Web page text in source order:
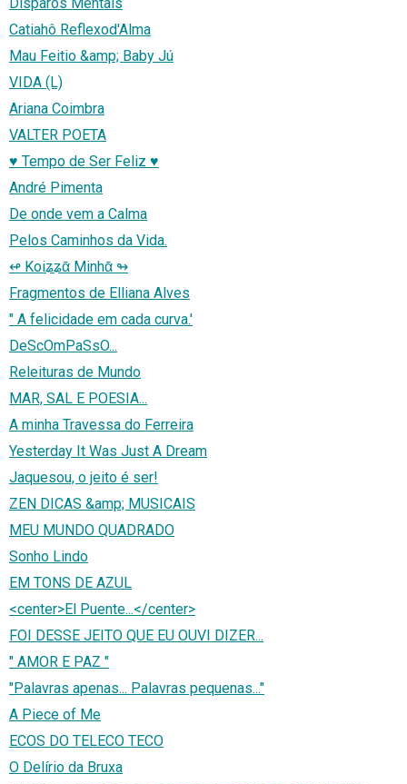
Catiahô Reflexod'Alma
Mau Feitio &amp; Baby Jú
VIDA (L)
Ariana Coimbra
VALTER POETA
♥ Tempo de Ser Feliz ♥
André Pimenta
De onde vem a Calma
Pelos Caminhos da Vida.
↫ Koiʑʑᾱ Minhᾱ ↬
Fragmentos de Elliana Alves
" A felicidade em cada curva.'
DeScOmPaSsO...
Releituras de Mundo
MAR, SAL E POESIA...
A minha Travessa do Ferreira
Yesterday It Was Just A Dream
Jaquesou, o jeito é ser!
ZEN DICAS &amp; MUSICAIS
MEU MUNDO QUADRADO
Sonho Lindo
EM TONS DE AZUL
<center>El Puente...</center>
FOI DESSE JEITO QUE EU OUVI DIZER...
" AMOR E PAZ "
"Palavras apenas... Palavras pequenas..."
A Piece of Me
ECOS DO TELECO TECO
O Delírio da Bruxa